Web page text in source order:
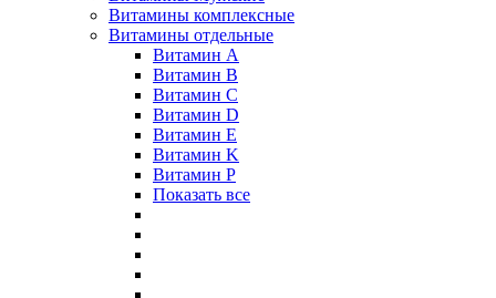
Витамины комплексные
Витамины отдельные
Витамин A
Витамин B
Витамин C
Витамин D
Витамин E
Витамин K
Витамин P
Показать все